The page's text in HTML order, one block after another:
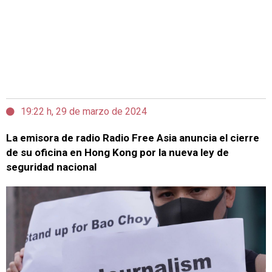
19:22 h, 29 de marzo de 2024
La emisora de radio Radio Free Asia anuncia el cierre
de su oficina en Hong Kong por la nueva ley de
seguridad nacional